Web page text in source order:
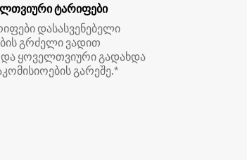
ტარიფები
დასასვენებელი
გრძელი ვადით
და ყოველთვიური გადახდა
გარეშე.*